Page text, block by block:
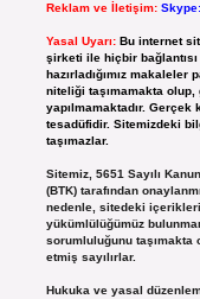
Reklam ve İletişim:
Yasal Uyarı: Bu internet
şirketi ile hiçbir
hazırladığımız
niteliği taşımamakta
yapılmamaktadır.
tesadüfidir. Sitemizdeki
taşımazlar.
Sitemiz, 5651 Sayılı
(BTK) tarafından
nedenle, sitedeki
yükümlülüğümüz
sorumluluğunu taşımakta
etmiş sayılırlar.
Hukuka ve yasal